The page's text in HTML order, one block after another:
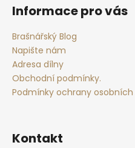
Informace pro vás
Brašnářský Blog
Napište nám
Adresa dílny
Obchodní podmínky.
Podmínky ochrany osobních
Kontakt